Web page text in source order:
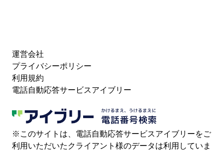
運営会社
プライバシーポリシー
利用規約
電話自動応答サービスアイブリー
※このサイトは、電話自動応答サービスアイブリーをご
利用いただいたクライアント様のデータは利用していま